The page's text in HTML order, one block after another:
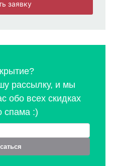
заявку
рассылку, и мы
обо всех скидках
спама :)